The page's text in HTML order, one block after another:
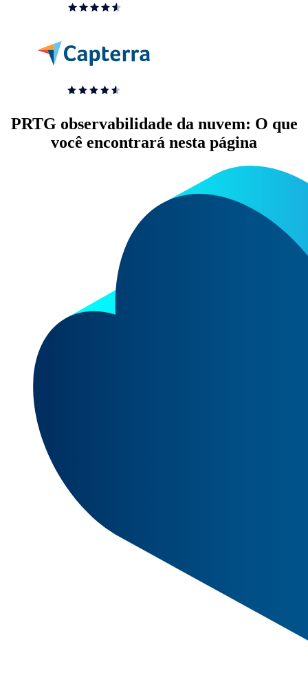
PRTG observabilidade da nuvem: O que
você encontrará nesta página